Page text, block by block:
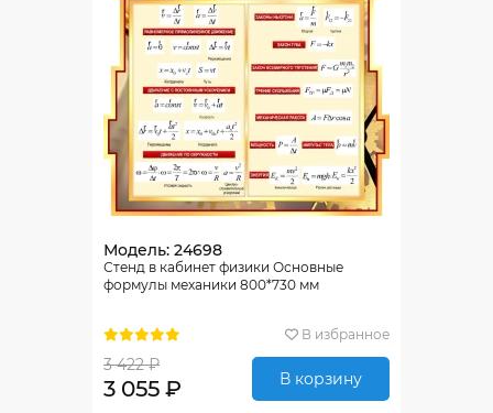
Модель: 24698
Стенд в кабинет физики Основные
формулы механики 800*730 мм
В избранное
3 422 ₽
3 055 ₽ В корзину